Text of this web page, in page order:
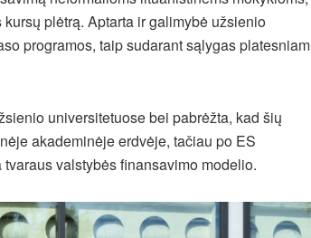
plėtrą. Aptarta ir galimybė užsienio
programos, taip sudarant sąlygas platesniam
universitetuose bei pabrėžta, kad šių
akademinėje erdvėje, tačiau po ES
valstybės finansavimo modelio.